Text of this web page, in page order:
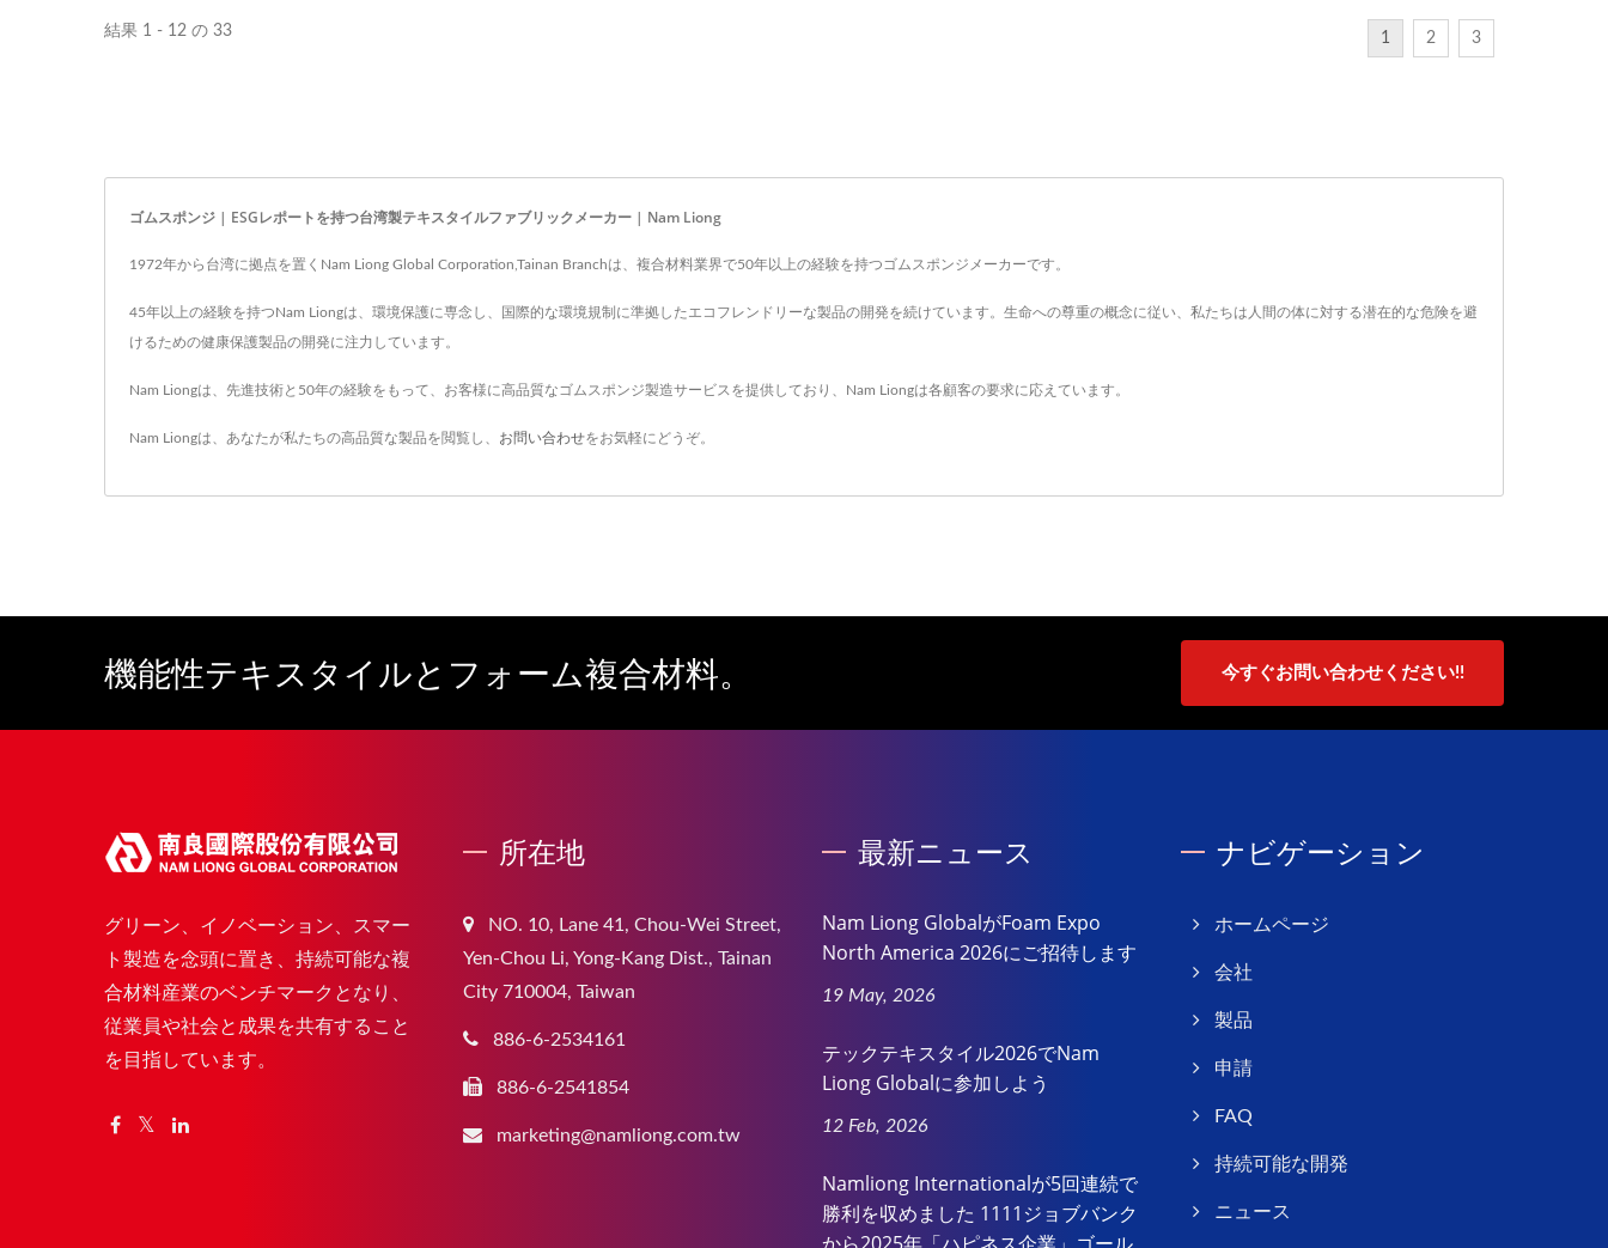
ートの用途を置き換えることができます。
結果 1 - 12 の 33 1 2 3
ゴムスポンジ | ESGレポートを持つ台湾製テキスタイルファブリックメーカー | Nam Liong
1972年から台湾に拠点を置くNam Liong Global Corporation,Tainan Branchは、複合材料業界で50年以上の経験を持つゴムスポンジメーカーです。
45年以上の経験を持つNam Liongは、環境保護に専念し、国際的な環境規制に準拠したエコフレンドリーな製品の開発を続けています。生命への尊重の概念に従い、私たちは人間の体に対する潜在的な危険を避
けるための健康保護製品の開発に注力しています。
Nam Liongは、先進技術と50年の経験をもって、お客様に高品質なゴムスポンジ製造サービスを提供しており、Nam Liongは各顧客の要求に応えています。
Nam Liongは、あなたが私たちの高品質な製品を閲覧し、 お問い合わせをお気軽にどうぞ。
機能性テキスタイルとフォーム複合材料。 今すぐお問い合わせください!!
グリーン、イノベーション、スマー
ト製造を念頭に置き、持続可能な複
合材料産業のベンチマークとなり、
従業員や社会と成果を共有すること
を目指しています。
所在地
NO. 10, Lane 41, Chou-Wei Street,
Yen-Chou Li, Yong-Kang Dist., Tainan
City 710004, Taiwan
886-6-2534161
886-6-2541854
marketing@namliong.com.tw
最新ニュース
Nam Liong GlobalがFoam Expo
North America 2026にご招待します
19 May, 2026
テックテキスタイル2026でNam
Liong Globalに参加しよう
12 Feb, 2026
Namliong Internationalが5回連続で
勝利を収めました 1111ジョブバンク
ナビゲーション
ホームページ
会社
製品
申請
FAQ
持続可能な開発
ニュース